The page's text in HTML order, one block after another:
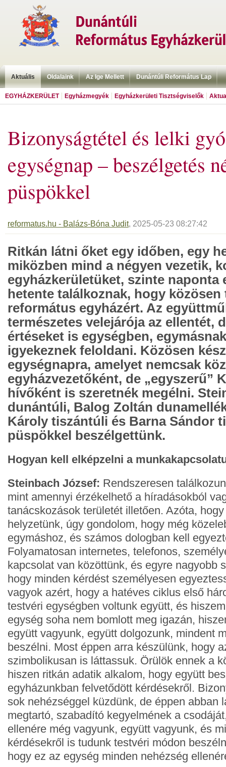
Aktuális Oldalaink Az Ige Mellett Dunántúli Református Lap
EGYHÁZKERÜLET Egyházmegyék Egyházkerületi Tisztségviselők
Bizonyságtétel és lelki
egységnap – beszélgetés
püspökkel
reformatus.hu - Balázs-Bóna Judit, 2025-05-23 08:27:42
Ritkán látni őket egy időben, egy
miközben mind a négyen vezetik,
egyházkerületüket, szinte naponta
hetente találkoznak, hogy közösen
református egyházért. Az
természetes velejárója az ellentét,
értéseket is egységben,
igyekeznek feloldani. Közösen
egységnapra, amelyet nemcsak
egyházvezetőként, de „egyszerű”
hívőként is szeretnék megélni.
dunántúli, Balog Zoltán
Károly tiszántúli és Barna Sándor
püspökkel beszélgettünk.
Hogyan kell elképzelni a
Steinbach József: Rendszeresen
mint amennyi érzékelhető a híradásokból
tanácskozások területét illetően. Azóta,
helyzetünk, úgy gondolom, hogy még
egymáshoz, és számos dologban kell
Folyamatosan internetes, telefonos,
kapcsolat van közöttünk, és egyre nagyobb
hogy minden kérdést személyesen
vagyok azért, hogy a hatéves ciklus első
testvéri egységben voltunk együtt, és
egység soha nem bomlott meg igazán,
együtt vagyunk, együtt dolgozunk, mindent
beszélni. Most éppen arra készülünk, hogy
szimbolikusan is láttassuk. Örülök ennek a
hiszen ritkán adatik alkalom, hogy együtt
egyházunkban felvetődött kérdésekről.
sok nehézséggel küzdünk, de éppen abban
megtartó, szabadító kegyelmének a
ellenére még vagyunk, együtt vagyunk, és
kérdésekről is tudunk testvéri módon
hogy ez az egység minden nehézség